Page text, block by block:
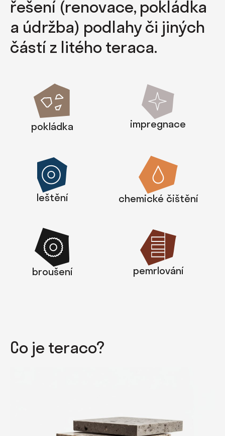
řešení (renovace, pokládka
a údržba) podlahy či jiných
částí z litého teraca.
pokládka impregnace
leštění chemické čištění
broušení pemrlování
Co je teraco?